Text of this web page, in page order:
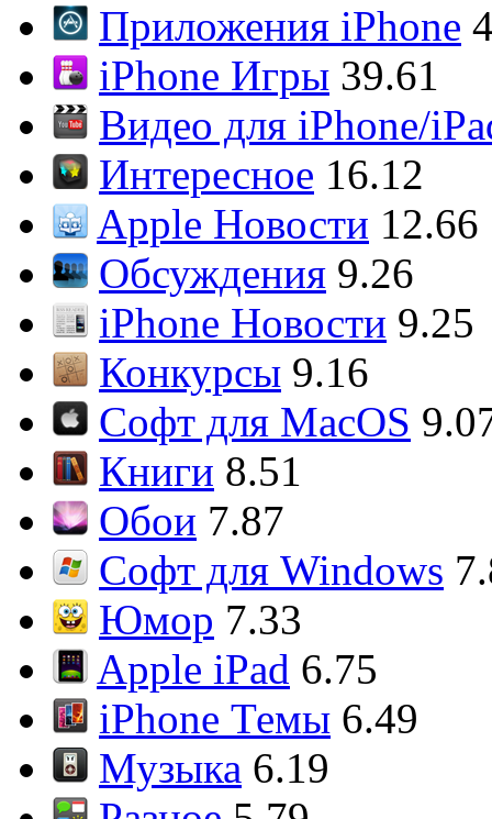
Приложения iPhone
iPhone Игры 39.61
Видео для iPhone/
Интересное 16.12
Apple Новости 12.66
Обсуждения 9.26
iPhone Новости 9.25
Конкурсы 9.16
Софт для MacOS
Книги 8.51
Обои 7.87
Софт для Windows
Юмор 7.33
Apple iPad 6.75
iPhone Темы 6.49
Музыка 6.19